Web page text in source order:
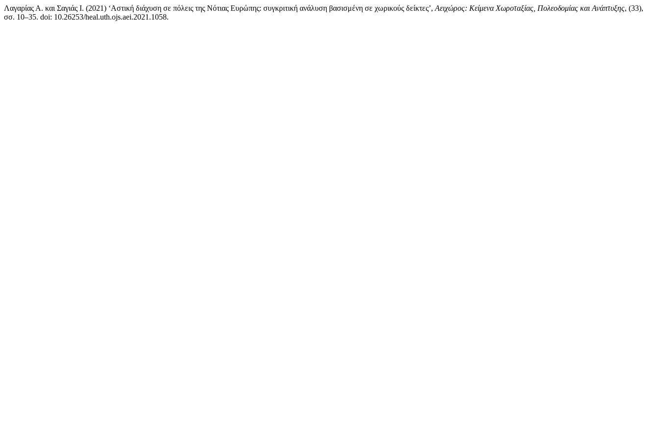
Λαγαρίας Α. και Σαγιάς Ι. (2021) ‘Αστική διάχυση σε πόλεις της Νότιας Ευρώπης: συγκριτική ανάλυση βασισμένη σε χωρικούς δείκτες’, Αειχώρος: Κείμενα Χωροταξίας, Πολεοδομίας και Ανάπτυξης, (33),
σσ. 10–35. doi: 10.26253/heal.uth.ojs.aei.2021.1058.